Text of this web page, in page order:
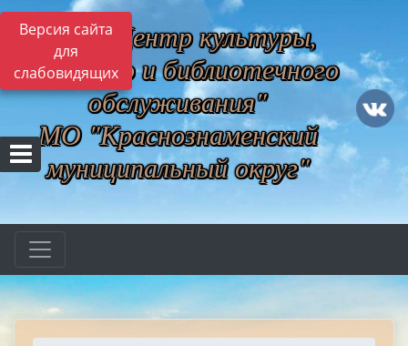
Версия сайта
для
слабовидящих
МБУ "Центр культуры,
музейного и библиотечного
обслуживания"
МО "Краснознаменский
муниципальный округ"